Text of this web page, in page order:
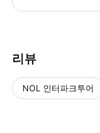
리뷰
NOL 인터파크투어